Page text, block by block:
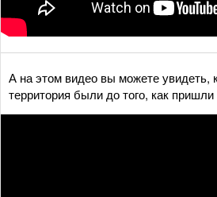
А на этом видео вы можете увидеть,
территория были до того, как пришли